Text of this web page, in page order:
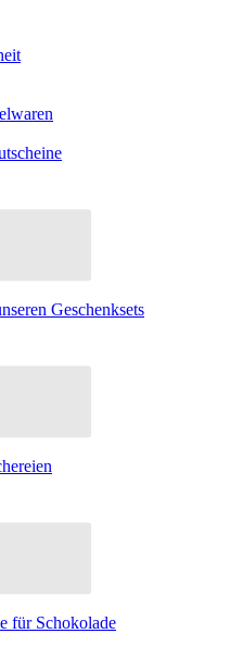
Geschenksets
für Schokolade